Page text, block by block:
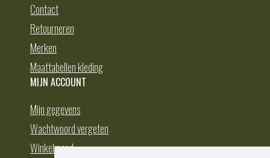
Contact
Retourneren
Merken
Maattabellen kleding
MIJN ACCOUNT
Mijn gegevens
Wachtwoord vergeten
Winkelmand